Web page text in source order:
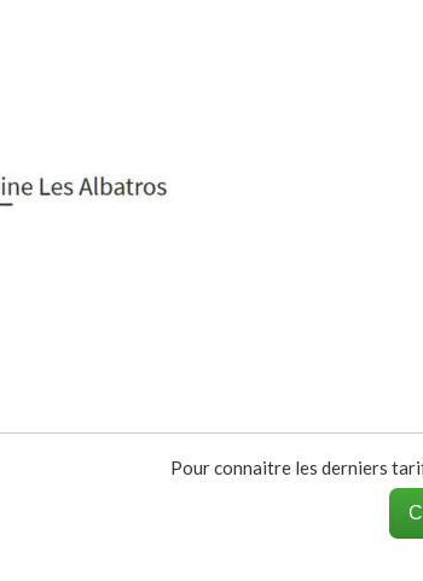
Pour connaitre les derniers